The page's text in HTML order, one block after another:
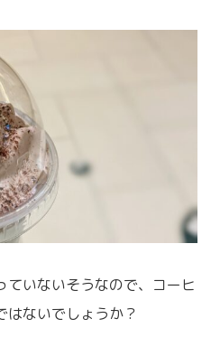
ていないそうなので、コーヒ
はないでしょうか？